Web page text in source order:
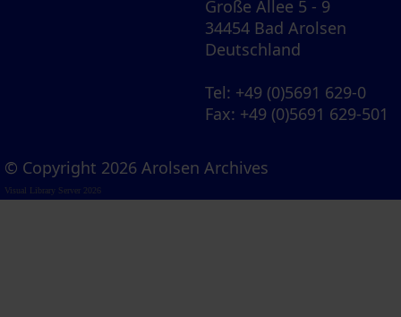
Große Allee 5 - 9
34454 Bad Arolsen
Deutschland
Tel: +49 (0)5691 629-0
Fax: +49 (0)5691 629-501
© Copyright 2026 Arolsen Archives
Visual Library Server 2026